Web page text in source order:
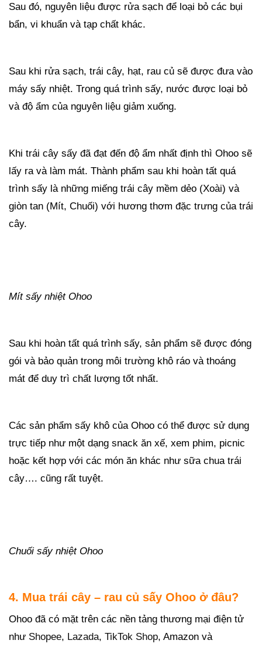
Sau đó, nguyên liệu được rửa sạch để loại bỏ các bụi
bẩn, vi khuẩn và tạp chất khác.
Sau khi rửa sạch, trái cây, hạt, rau củ sẽ được đưa vào
máy sấy nhiệt. Trong quá trình sấy, nước được loại bỏ
và độ ẩm của nguyên liệu giảm xuống.
Khi trái cây sấy đã đạt đến độ ẩm nhất định thì Ohoo sẽ
lấy ra và làm mát. Thành phẩm sau khi hoàn tất quá
trình sấy là những miếng trái cây mềm dẻo (Xoài) và
giòn tan (Mít, Chuối) với hương thơm đặc trưng của trái
cây.
Mít sấy nhiệt Ohoo
Sau khi hoàn tất quá trình sấy, sản phẩm sẽ được đóng
gói và bảo quản trong môi trường khô ráo và thoáng
mát để duy trì chất lượng tốt nhất.
Các sản phẩm sấy khô của Ohoo có thể được sử dụng
trực tiếp như một dạng snack ăn xế, xem phim, picnic
hoặc kết hợp với các món ăn khác như sữa chua trái
cây…. cũng rất tuyệt.
Chuối sấy nhiệt Ohoo
4. Mua trái cây – rau củ sấy Ohoo ở đâu?
Ohoo đã có mặt trên các nền tảng thương mại điện tử
như Shopee, Lazada, TikTok Shop, Amazon và